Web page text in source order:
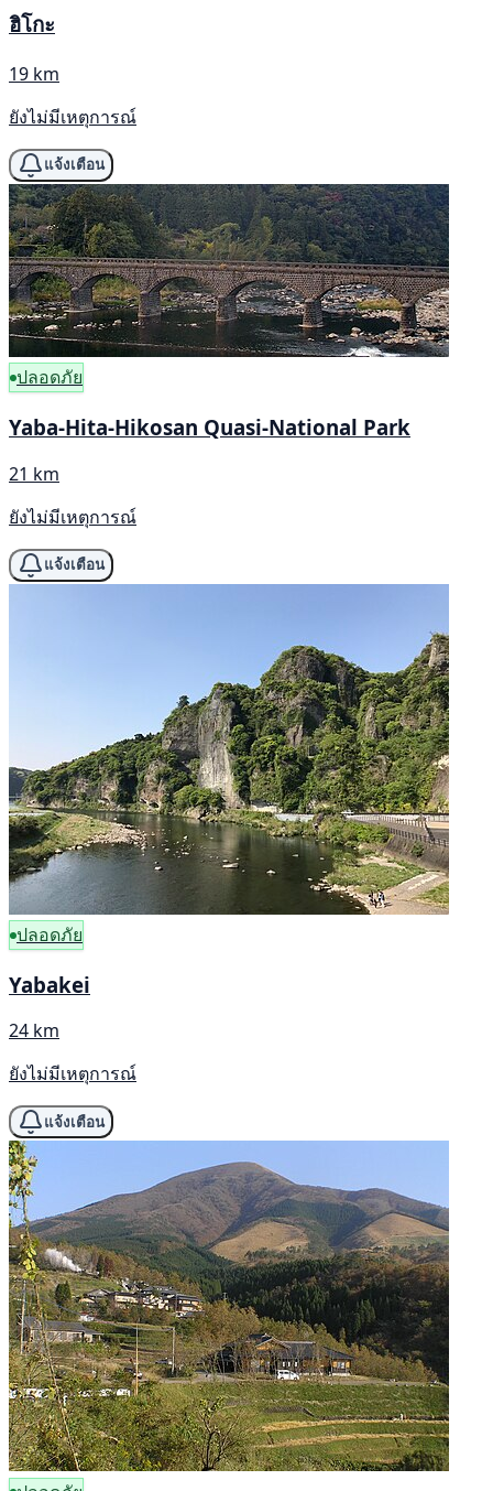
ฮิโกะ
19 km
ยังไม่มีเหตุการณ์
แจ้งเตือน
ปลอดภัย
Yaba-Hita-Hikosan Quasi-National Park
21 km
ยังไม่มีเหตุการณ์
แจ้งเตือน
ปลอดภัย
Yabakei
24 km
ยังไม่มีเหตุการณ์
แจ้งเตือน